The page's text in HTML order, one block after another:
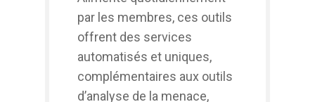
par les membres, ces outils
offrent des services
automatisés et uniques,
complémentaires aux outils
d’analyse de la menace,